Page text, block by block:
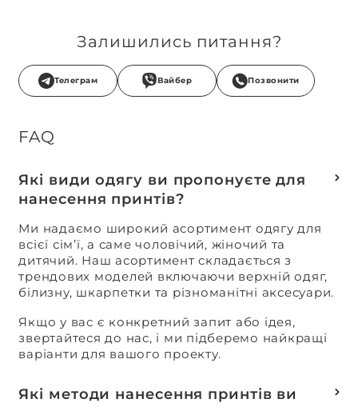
Залишились питання?
Телеграм Вайбер Позвонити
FAQ
Які види одягу ви пропонуєте для
нанесення принтів?
Ми надаємо широкий асортимент одягу для
всієї сім’ї, а саме чоловічий, жіночий та
дитячий. Наш асортимент складається з
трендових моделей включаючи верхній одяг,
білизну, шкарпетки та різноманітні аксесуари.
Якщо у вас є конкретний запит або ідея,
звертайтеся до нас, і ми підберемо найкращі
варіанти для вашого проекту.
Які методи нанесення принтів ви